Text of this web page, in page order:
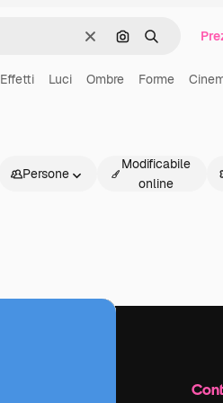
CancellaCerca per
Ricerca
Effetti Luci Ombre Forme
Persone
Modificabile
online